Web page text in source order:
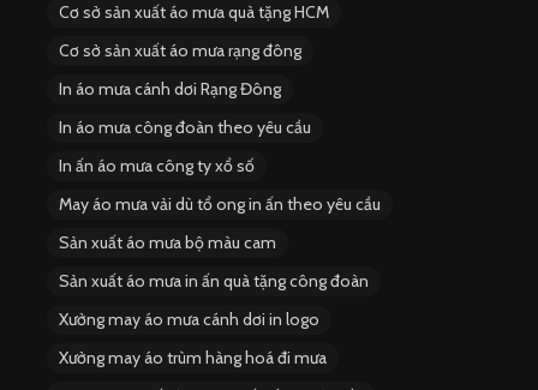
Cơ sở sản xuất áo mưa quà tặng HCM
Cơ sở sản xuất áo mưa rạng đông
In áo mưa cánh dơi Rạng Đông
In áo mưa công đoàn theo yêu cầu
In ấn áo mưa công ty xổ số
May áo mưa vải dù tổ ong in ấn theo yêu cầu
Sản xuất áo mưa bộ màu cam
Sản xuất áo mưa in ấn quà tặng công đoàn
Xưởng may áo mưa cánh dơi in logo
Xưởng may áo trùm hàng hoá đi mưa